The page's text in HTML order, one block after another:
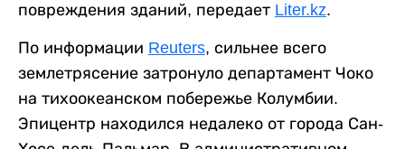
повреждения зданий, передает Liter.kz.
По информации Reuters, сильнее всего
землетрясение затронуло департамент Чоко
на тихоокеанском побережье Колумбии.
Эпицентр находился недалеко от города Сан-